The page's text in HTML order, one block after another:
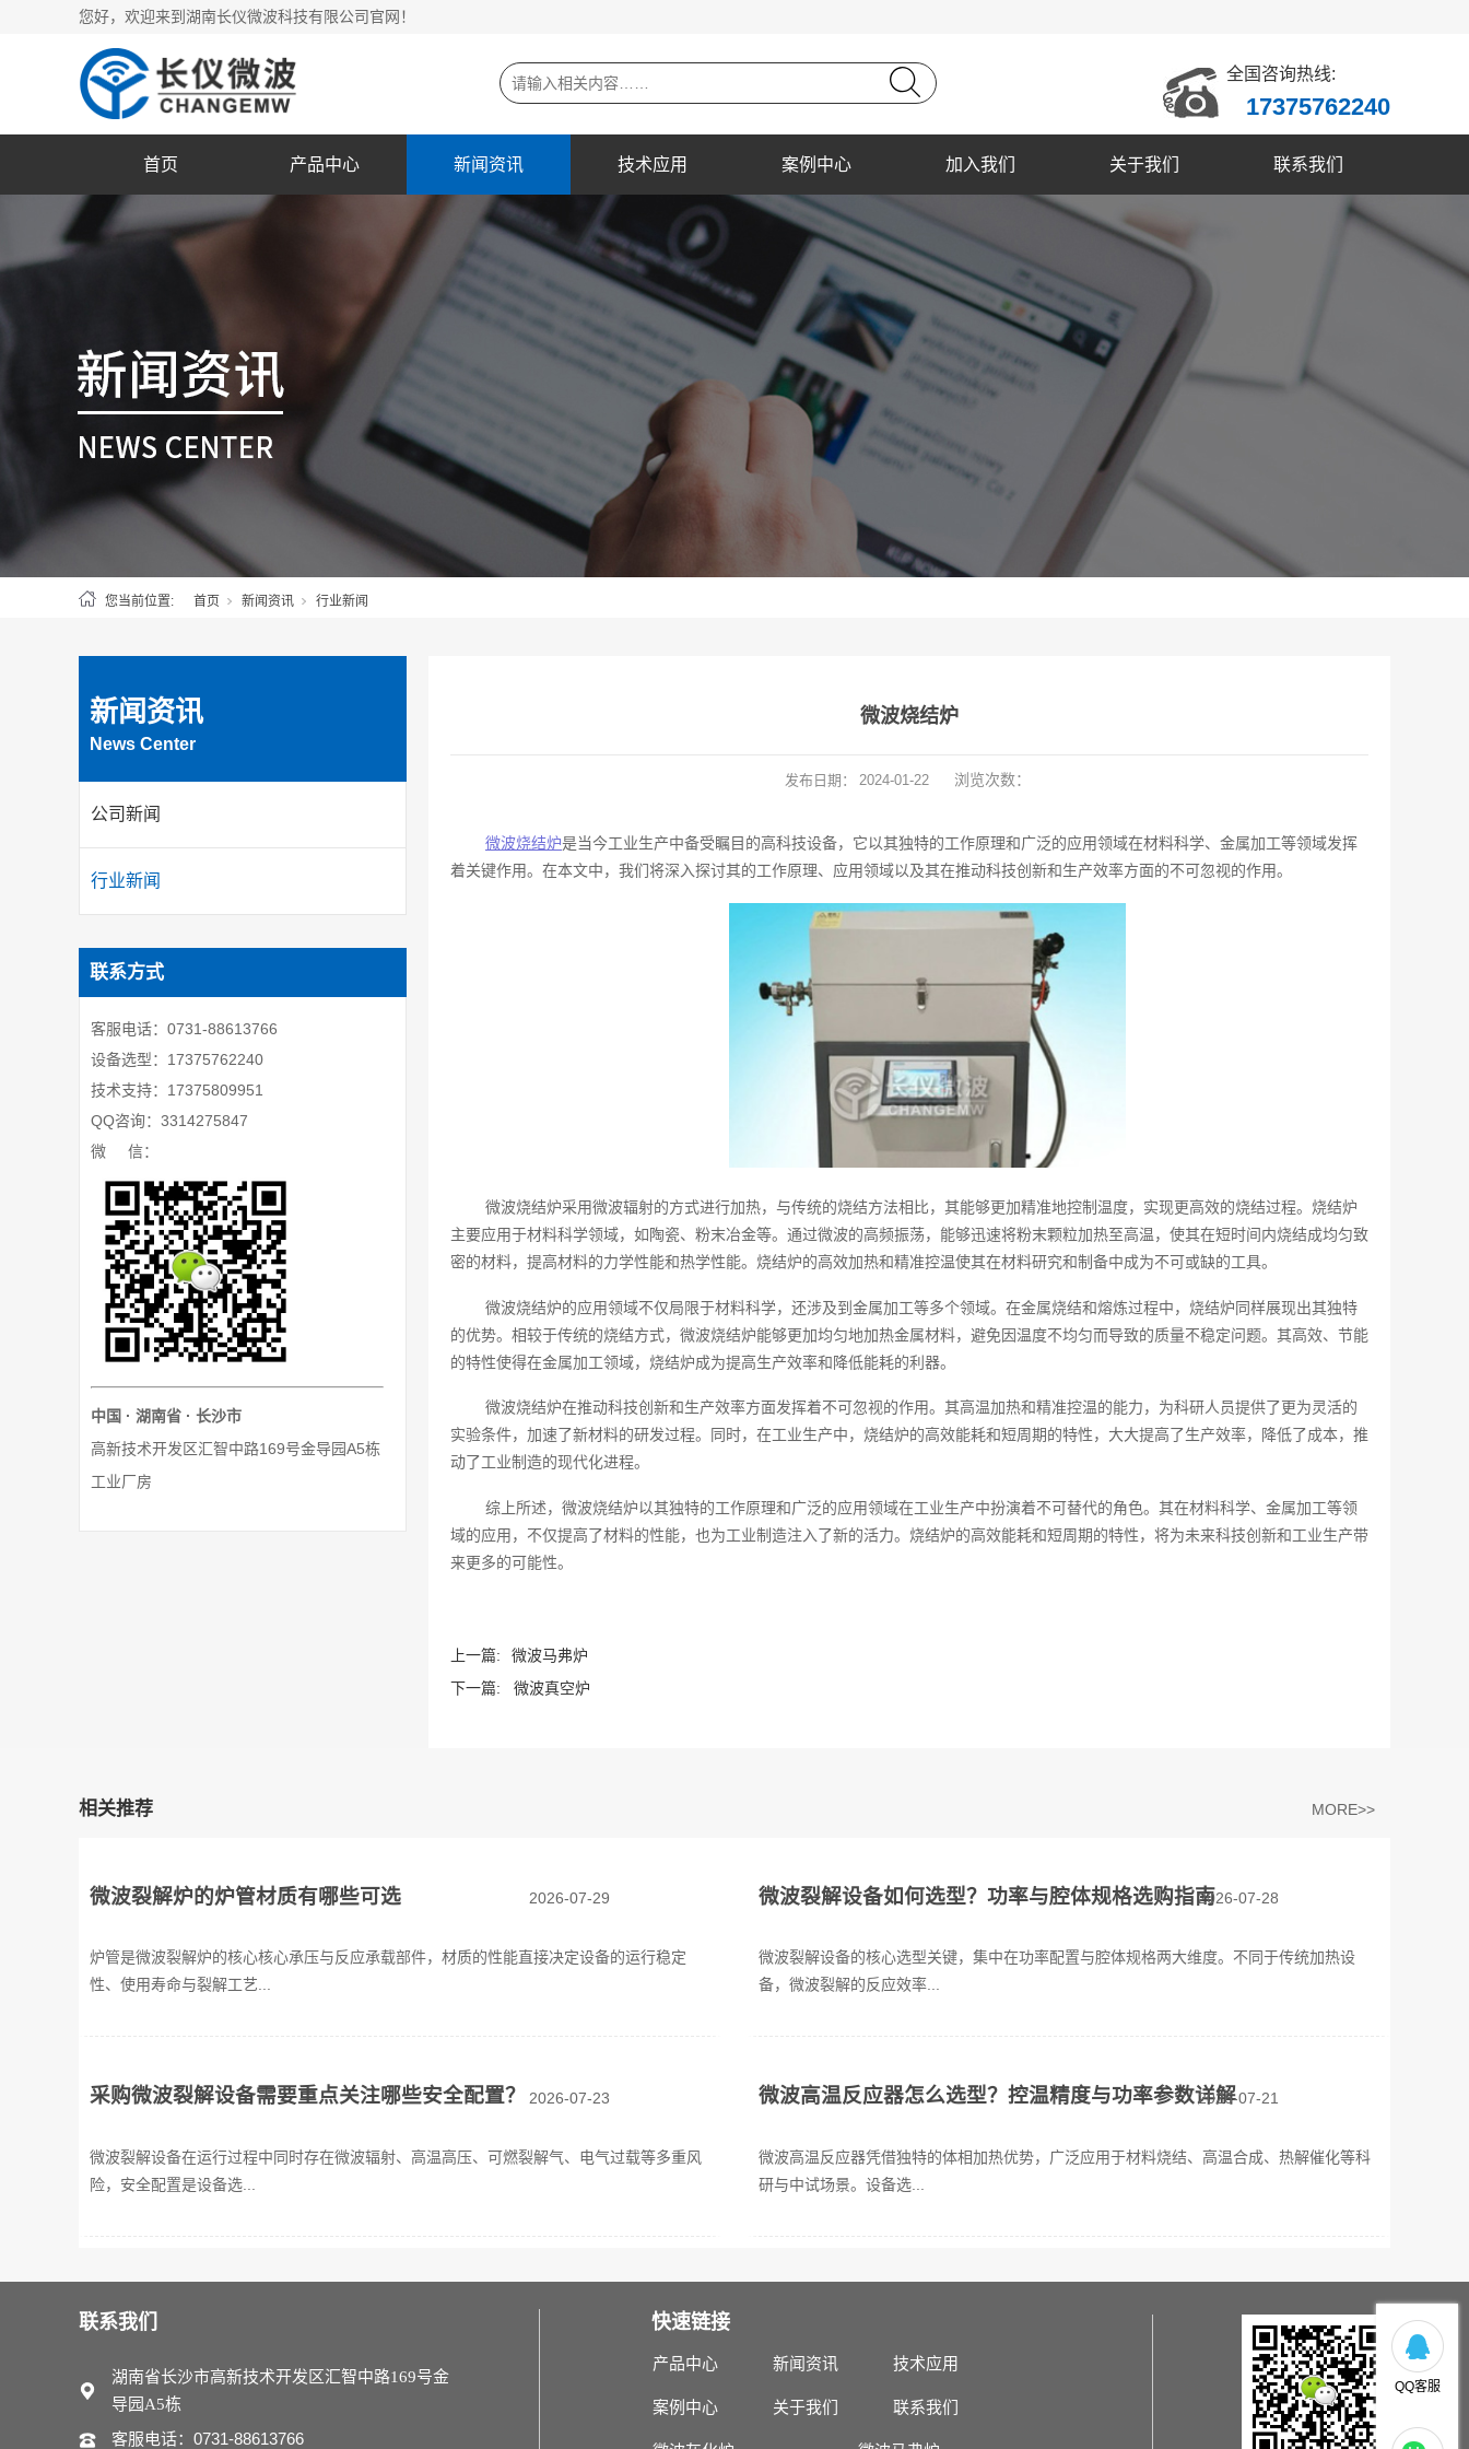
您好，欢迎来到湖南长仪微波科技有限公司官网！
全国咨询热线:
17375762240
首页 产品中心 新闻资讯 技术应用 案例中心 加入我们 关于我们 联系我们
您当前位置: 首页 新闻资讯 行业新闻
新闻资讯
News Center
公司新闻
行业新闻
联系方式
客服电话：0731-88613766
设备选型：17375762240
技术支持：17375809951
QQ咨询：3314275847
微 信：
中国 · 湖南省 · 长沙市
高新技术开发区汇智中路169号金导园A5栋
工业厂房
微波烧结炉
发布日期： 2024-01-22 浏览次数：
微波烧结炉是当今工业生产中备受瞩目的高科技设备，它以其独特的工作原理和广泛的应用领域在材料科学、金属加工等领域发挥
着关键作用。在本文中，我们将深入探讨其的工作原理、应用领域以及其在推动科技创新和生产效率方面的不可忽视的作用。
微波烧结炉采用微波辐射的方式进行加热，与传统的烧结方法相比，其能够更加精准地控制温度，实现更高效的烧结过程。烧结炉
主要应用于材料科学领域，如陶瓷、粉末冶金等。通过微波的高频振荡，能够迅速将粉末颗粒加热至高温，使其在短时间内烧结成均匀致
密的材料，提高材料的力学性能和热学性能。烧结炉的高效加热和精准控温使其在材料研究和制备中成为不可或缺的工具。
微波烧结炉的应用领域不仅局限于材料科学，还涉及到金属加工等多个领域。在金属烧结和熔炼过程中，烧结炉同样展现出其独特
的优势。相较于传统的烧结方式，微波烧结炉能够更加均匀地加热金属材料，避免因温度不均匀而导致的质量不稳定问题。其高效、节能
的特性使得在金属加工领域，烧结炉成为提高生产效率和降低能耗的利器。
微波烧结炉在推动科技创新和生产效率方面发挥着不可忽视的作用。其高温加热和精准控温的能力，为科研人员提供了更为灵活的
实验条件，加速了新材料的研发过程。同时，在工业生产中，烧结炉的高效能耗和短周期的特性，大大提高了生产效率，降低了成本，推
动了工业制造的现代化进程。
综上所述，微波烧结炉以其独特的工作原理和广泛的应用领域在工业生产中扮演着不可替代的角色。其在材料科学、金属加工等领
域的应用，不仅提高了材料的性能，也为工业制造注入了新的活力。烧结炉的高效能耗和短周期的特性，将为未来科技创新和工业生产带
来更多的可能性。‍
上一篇:
微波马弗炉
下一篇:
微波真空炉
相关推荐 MORE>>
微波裂解炉的炉管材质有哪些可选
炉管是微波裂解炉的核心核心承压与反应承载部件，材质的性能直接决定设备的运行稳定
性、使用寿命与裂解工艺...
2026-07-29 微波裂解设备如何选型？功率与腔体规格选购指南
微波裂解设备的核心选型关键，集中在功率配置与腔体规格两大维度。不同于传统加热设
备，微波裂解的反应效率...
2026-07-28
采购微波裂解设备需要重点关注哪些安全配置？
微波裂解设备在运行过程中同时存在微波辐射、高温高压、可燃裂解气、电气过载等多重风
险，安全配置是设备选...
2026-07-23 微波高温反应器怎么选型？控温精度与功率参数详解
微波高温反应器凭借独特的体相加热优势，广泛应用于材料烧结、高温合成、热解催化等科
研与中试场景。设备选...
2026-07-21
联系我们
湖南省长沙市高新技术开发区汇智中路169号金
导园A5栋
客服电话：0731-88613766
快速链接
产品中心 新闻资讯 技术应用
案例中心 关于我们 联系我们
QQ客服